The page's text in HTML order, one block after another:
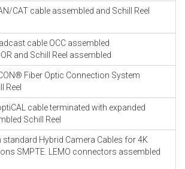
CAT cable assembled and Schill Reel
cable OCC assembled
and Schill Reel assembled
Fiber Optic Connection System
Reel
cable terminated with expanded
Schill Reel
standard Hybrid Camera Cables for 4K
SMPTE. LEMO connectors assembled